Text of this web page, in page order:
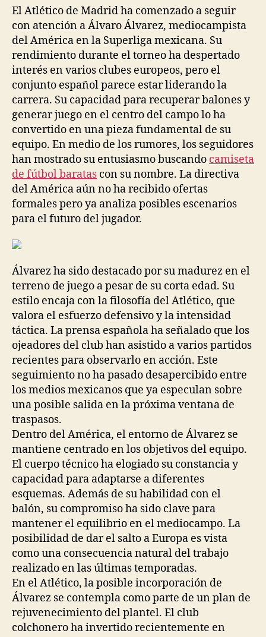
entrada
entrada
El Atlético de Madrid ha comenzado a seguir
con atención a Álvaro Álvarez, mediocampista
del América en la Superliga mexicana. Su
rendimiento durante el torneo ha despertado
interés en varios clubes europeos, pero el
conjunto español parece estar liderando la
carrera. Su capacidad para recuperar balones y
generar juego en el centro del campo lo ha
convertido en una pieza fundamental de su
equipo. En medio de los rumores, los seguidores
han mostrado su entusiasmo buscando camiseta
de fútbol baratas con su nombre. La directiva
del América aún no ha recibido ofertas
formales pero ya analiza posibles escenarios
para el futuro del jugador.
Álvarez ha sido destacado por su madurez en el
terreno de juego a pesar de su corta edad. Su
estilo encaja con la filosofía del Atlético, que
valora el esfuerzo defensivo y la intensidad
táctica. La prensa española ha señalado que los
ojeadores del club han asistido a varios partidos
recientes para observarlo en acción. Este
seguimiento no ha pasado desapercibido entre
los medios mexicanos que ya especulan sobre
una posible salida en la próxima ventana de
traspasos.
Dentro del América, el entorno de Álvarez se
mantiene centrado en los objetivos del equipo.
El cuerpo técnico ha elogiado su constancia y
capacidad para adaptarse a diferentes
esquemas. Además de su habilidad con el
balón, su compromiso ha sido clave para
mantener el equilibrio en el mediocampo. La
posibilidad de dar el salto a Europa es vista
como una consecuencia natural del trabajo
realizado en las últimas temporadas.
En el Atlético, la posible incorporación de
Álvarez se contempla como parte de un plan de
rejuvenecimiento del plantel. El club
colchonero ha invertido recientemente en